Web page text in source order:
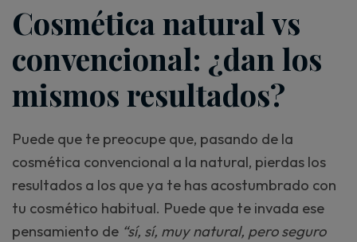
Cosmética natural vs
convencional: ¿dan los
mismos resultados?
Puede que te preocupe que, pasando de la
cosmética convencional a la natural, pierdas los
resultados a los que ya te has acostumbrado con
tu cosmético habitual. Puede que te invada ese
pensamiento de “sí, sí, muy natural, pero seguro